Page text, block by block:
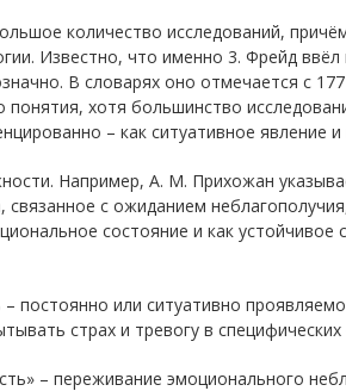
количество исследований,
Известно, что именно 3. Фрейд
В словарях оно отмечается с
хотя большинство
– как ситуативное явление и
Например, А. М. Прихожан
с ожиданием
состояние и как устойчивое
или ситуативно
страх и тревогу в специфических
– переживание эмоционального